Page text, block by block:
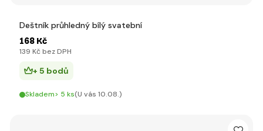
Deštník průhledný bílý svatební
168 Kč
139 Kč bez DPH
+ 5 bodů
Skladem> 5 ks(U vás 10.08.)